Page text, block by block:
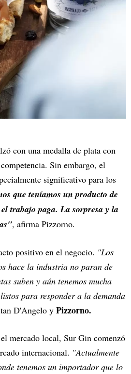
con una medalla de plata con
Sin embargo, el
significativo para los
que teníamos un producto de
trabajo paga. La sorpresa y la
, afirma Pizzorno.
positivo en el negocio. "Los
hace la industria no paran de
suben y aún tenemos mucha
para responder a la demanda
D'Angelo y Pizzorno.
mercado local, Sur Gin comenzó
internacional. "Actualmente
tenemos un importador que lo